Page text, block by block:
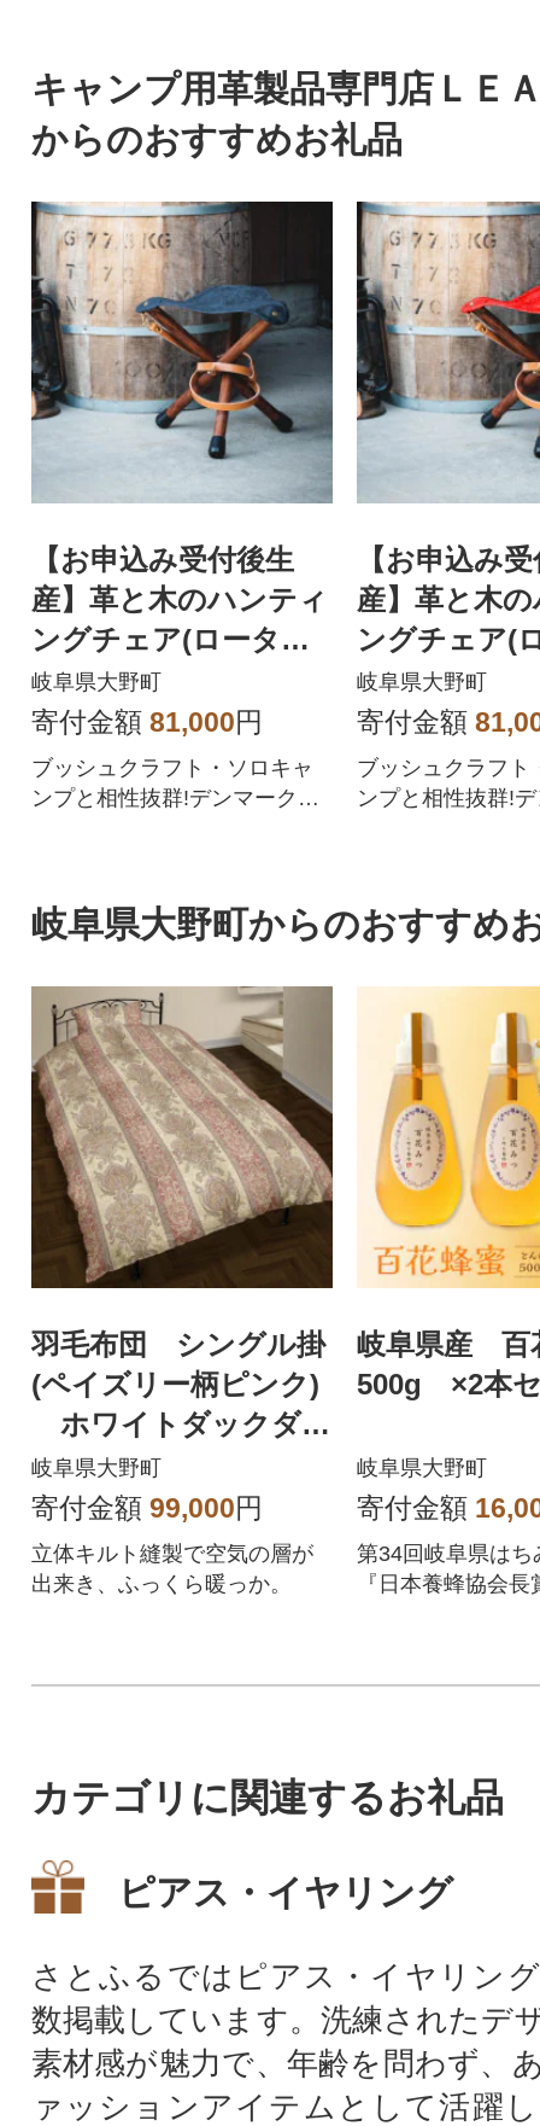
キャンプ用革製品専門店ＬＥ
からのおすすめお礼品
【お申込み受付後生
産】革と木のハンティ
ングチェア(ロータイ
プ):ネイビー
岐阜県大野町
寄付金額 81,000円
ブッシュクラフト・ソロキャ
ンプと相性抜群!デンマークの
【お申込み
産】革と木
ングチェア(
プ):レッド
岐阜県大野町
寄付金額
ブッシュクラフト
ンプと相性抜群!
岐阜県大野町からのおすすめ
羽毛布団 シングル掛
(ペイズリー柄ピンク)
ホワイトダックダウ
ン90% たっぷり1.5k
g使用
岐阜県大野町
寄付金額 99,000円
立体キルト縫製で空気の層が
出来き、ふっくら暖っか。
岐阜県産
500g ×2本
岐阜県大野町
寄付金額
第34回岐阜県はち
『日本養蜂協会
カテゴリに関連するお礼品
ピアス・イヤリング
さとふるではピアス・イヤリン
数掲載しています。洗練されたデ
素材感が魅力で、年齢を問わず、
ァッションアイテムとして活躍